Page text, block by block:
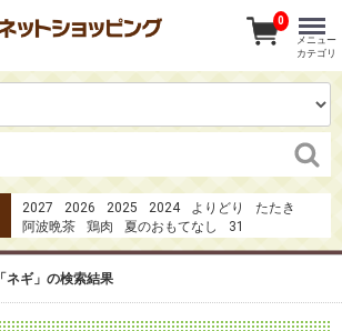
2027 2026 2025 2024 よりどり
たたき
阿波晩茶
鶏肉 夏のおもてなし
31
焼き鳥
ガーナ
0
メニュー
カテゴリ
「ネギ」の検索結果